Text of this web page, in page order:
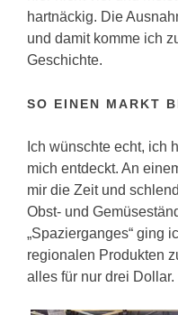
hartnäckig. Die
und damit komme ich
Geschichte.
SO EINEN MARKT
Ich wünschte echt, ich
mich entdeckt. An
mir die Zeit und
Obst- und
„Spazierganges“ ging
regionalen Produkten
alles für nur drei Dollar.